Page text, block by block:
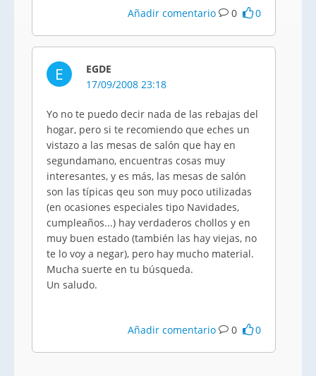
Añadir comentario 0 0
E
EGDE
17/09/2008 23:18
Yo no te puedo decir nada de las rebajas del
hogar, pero si te recomiendo que eches un
vistazo a las mesas de salón que hay en
segundamano, encuentras cosas muy
interesantes, y es más, las mesas de salón
son las típicas qeu son muy poco utilizadas
(en ocasiones especiales tipo Navidades,
cumpleaños...) hay verdaderos chollos y en
muy buen estado (también las hay viejas, no
te lo voy a negar), pero hay mucho material.
Mucha suerte en tu búsqueda.
Un saludo.
Añadir comentario 0 0